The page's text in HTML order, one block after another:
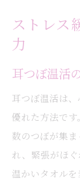
ストレス
力
耳つぼ温活
耳つぼ温活は
優れた方法で
数のつぼが集
れ、緊張がほ
温かいタオル